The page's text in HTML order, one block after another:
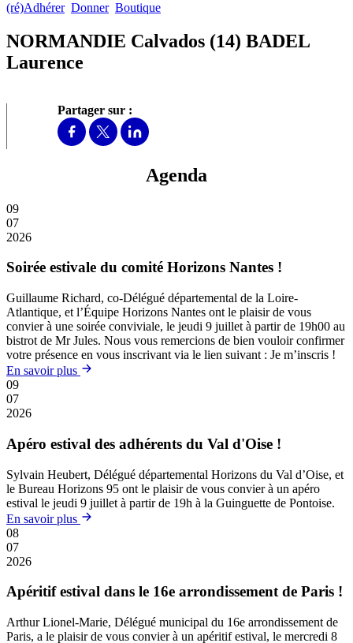
(ré)Adhérer Donner Boutique
NORMANDIE Calvados (14) BADEL
Laurence
Partager sur :
Agenda
09
07
2026
Soirée estivale du comité Horizons Nantes !
Guillaume Richard, co-Délégué départemental de la Loire-
Atlantique, et l’Équipe Horizons Nantes ont le plaisir de vous
convier à une soirée conviviale, le jeudi 9 juillet à partir de 19h00 au
bistrot de Mr Jules. Nous vous remercions de bien vouloir confirmer
votre présence en vous inscrivant via le lien suivant : Je m’inscris !
En savoir plus
09
07
2026
Apéro estival des adhérents du Val d'Oise !
Sylvain Heubert, Délégué départemental Horizons du Val d’Oise, et
le Bureau Horizons 95 ont le plaisir de vous convier à un apéro
estival le jeudi 9 juillet à partir de 19h à la Guinguette de Pontoise.
En savoir plus
08
07
2026
Apéritif estival dans le 16e arrondissement de Paris !
Arthur Lionel-Marie, Délégué municipal du 16e arrondissement de
Paris, a le plaisir de vous convier à un apéritif estival, le mercredi 8